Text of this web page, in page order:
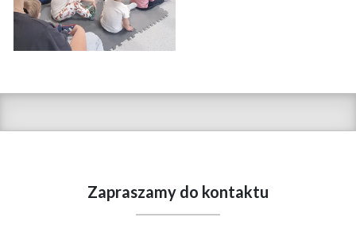
Zapraszamy do kontaktu